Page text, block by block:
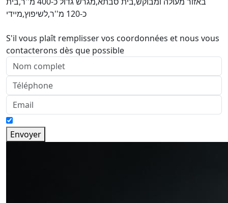
כ-120 מ''ר,לשיפוץ,מיידי
S'il vous plaît remplisser vos coordonnées et nous vous
contacterons dès que possible
Envoyer